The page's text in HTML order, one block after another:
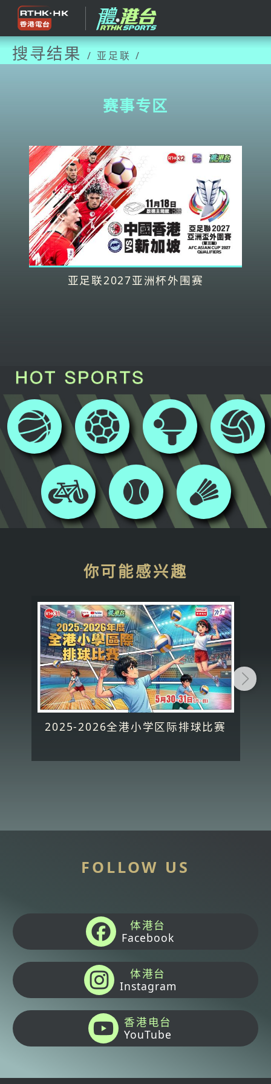
搜寻结果 / 亚足联 /
赛事专区
亚足联2027亚洲杯外围赛
你可能感兴趣
2025-2026全港小学区际排球比赛
FOLLOW US
体港台
Facebook
体港台
Instagram
香港电台
YouTube